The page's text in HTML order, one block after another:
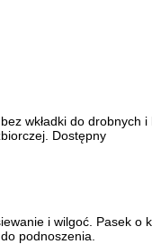
wkładki do drobnych i
Dostępny
i wilgoć. Pasek o
podnoszenia.